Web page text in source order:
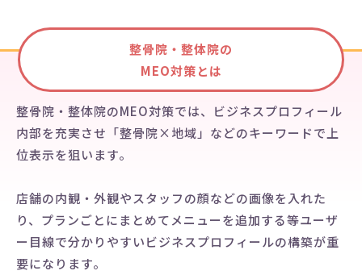
整骨院・整体院の
MEO対策とは
整骨院・整体院のMEO対策では、ビジネスプロフィール
内部を充実させ「整骨院×地域」などのキーワードで上
位表示を狙います。
店舗の内観・外観やスタッフの顔などの画像を入れた
り、プランごとにまとめてメニューを追加する等ユーザ
ー目線で分かりやすいビジネスプロフィールの構築が重
要になります。